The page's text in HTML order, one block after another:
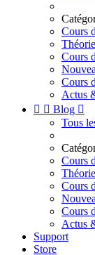
Cours
Cours
Cours
Actus
  Blog 
Tous
Cours
Cours
Cours
Actus
Support
Store